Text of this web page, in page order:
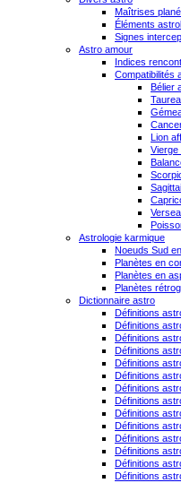
Maîtrises
Éléments
Signes
Astro amour
Indices
Compatibilités
Bélier
Lion
Vierge
Astrologie karmique
Noeuds Sud
Planètes en
Planètes en
Planètes
Dictionnaire astro
Définitions
Définitions
Définitions
Définitions
Définitions
Définitions
Définitions
Définitions
Définitions
Définitions
Définitions
Définitions
Définitions
Définitions